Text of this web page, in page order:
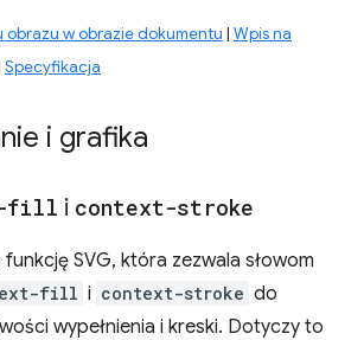
w obrazie dokumentu | Wpis na
Specyfikacja
i grafika
fill i context-stroke
SVG, która zezwala słowom
fill i context-stroke do
wypełnienia i kreski. Dotyczy to